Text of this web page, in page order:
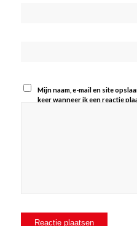
Mijn naam, e-mail en site
keer wanneer ik een reactie